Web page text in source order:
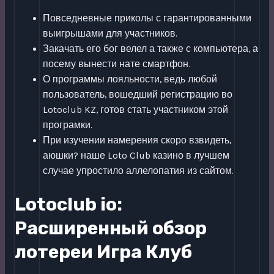
Повседневные приколы с гарантированными
выигрышами для участников.
Закачать его бог велел а также с компьютера, а
посему вынести нате смартфон.
О программы лояльности, ведь любой
пользователь, вошедший регистрацию во
Lotoclub KZ, готов стать участником этой
програмки.
При изучении намерения скоро взвидеть,
аюшки? наше Loto Club казино в лучшем
случае упростило аллелопатия из сайтом.
Lotoclub io:
Расширенный обзор
лотереи Игра Клуб